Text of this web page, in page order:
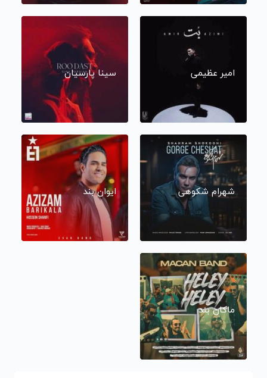
امیر عظیمی سینا پارسیان
شهرام شکوهی ایوان بند
ماکان بند